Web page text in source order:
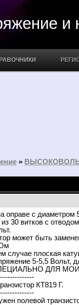
и
»
оправе с диаметром
30 витков с
может быть
случае плоская
5-5,5 Вольт,
ДЛЯ
КТ819 Г.
полевой